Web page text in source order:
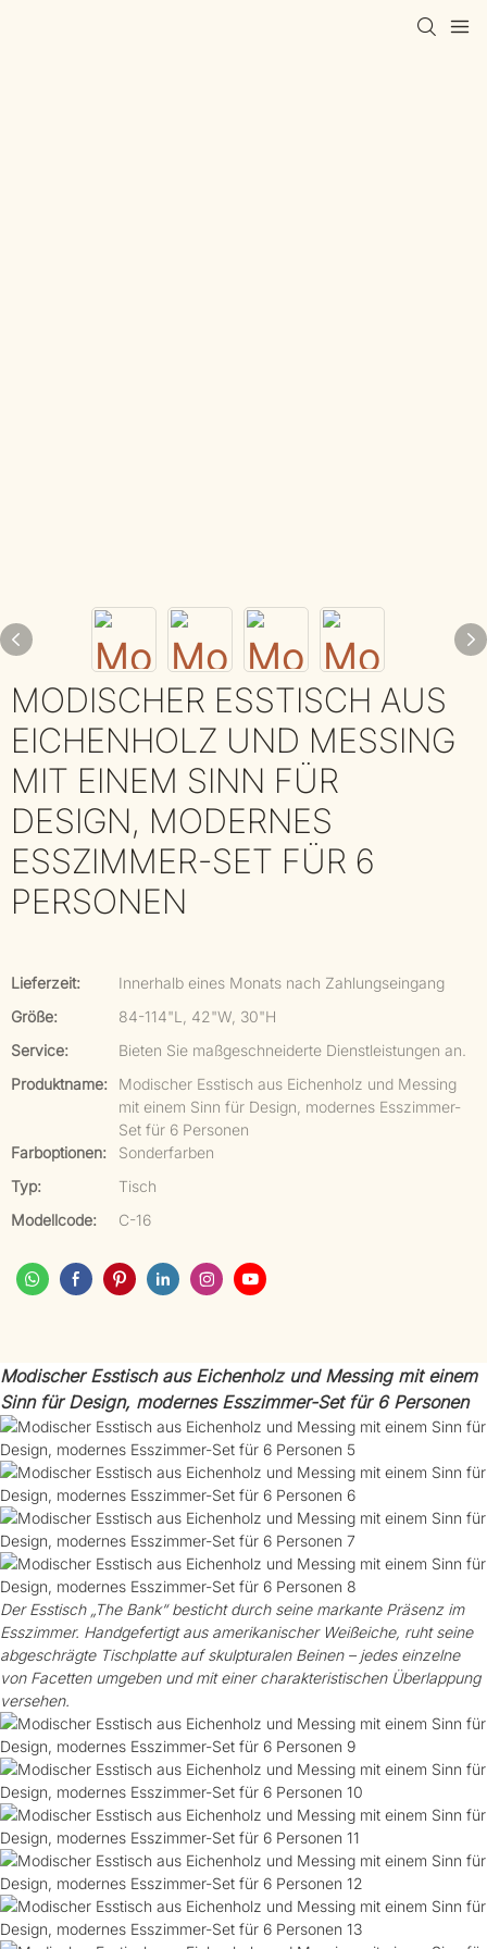
MODISCHER ESSTISCH AUS
EICHENHOLZ UND MESSING
MIT EINEM SINN FÜR
DESIGN, MODERNES
ESSZIMMER-SET FÜR 6
PERSONEN
Lieferzeit:
Innerhalb eines Monats nach Zahlungseingang
Größe:
84-114"L, 42"W, 30"H
Service:
Bieten Sie maßgeschneiderte Dienstleistungen an.
Produktname:
Modischer Esstisch aus Eichenholz und Messing
mit einem Sinn für Design, modernes Esszimmer-
Set für 6 Personen
Farboptionen:
Sonderfarben
Typ:
Tisch
Modellcode:
C-16
Modischer Esstisch aus Eichenholz und Messing mit einem
Sinn für Design, modernes Esszimmer-Set für 6 Personen
Der Esstisch „The Bank“ besticht durch seine markante Präsenz im
Esszimmer. Handgefertigt aus amerikanischer Weißeiche, ruht seine
abgeschrägte Tischplatte auf skulpturalen Beinen – jedes einzelne
von Facetten umgeben und mit einer charakteristischen Überlappung
versehen.